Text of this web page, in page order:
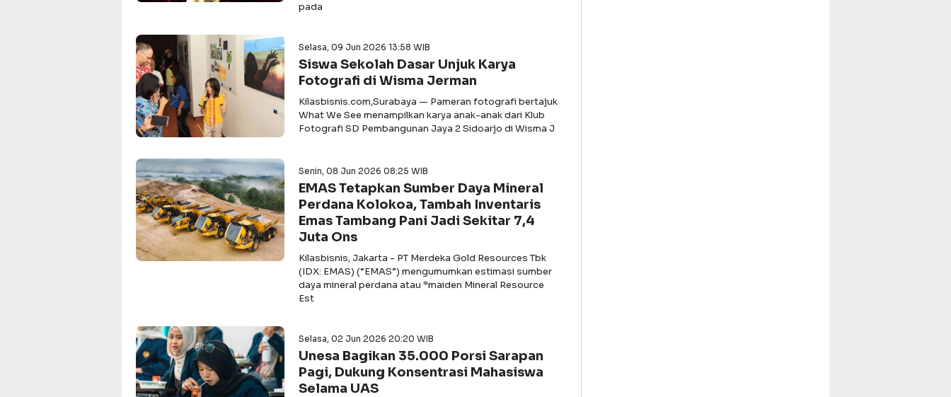
pada
Selasa, 09 Jun 2026 13:58 WIB
Siswa Sekolah Dasar Unjuk Karya
Fotografi di Wisma Jerman
Kilasbisnis.com,Surabaya — Pameran fotografi bertajuk
What We See menampilkan karya anak-anak dari Klub
Fotografi SD Pembangunan Jaya 2 Sidoarjo di Wisma J
Senin, 08 Jun 2026 08:25 WIB
EMAS Tetapkan Sumber Daya Mineral
Perdana Kolokoa, Tambah Inventaris
Emas Tambang Pani Jadi Sekitar 7,4
Juta Ons
Kilasbisnis, Jakarta - PT Merdeka Gold Resources Tbk
(IDX: EMAS) (“EMAS”) mengumumkan estimasi sumber
daya mineral perdana atau *maiden Mineral Resource
Est
Selasa, 02 Jun 2026 20:20 WIB
Unesa Bagikan 35.000 Porsi Sarapan
Pagi, Dukung Konsentrasi Mahasiswa
Selama UAS